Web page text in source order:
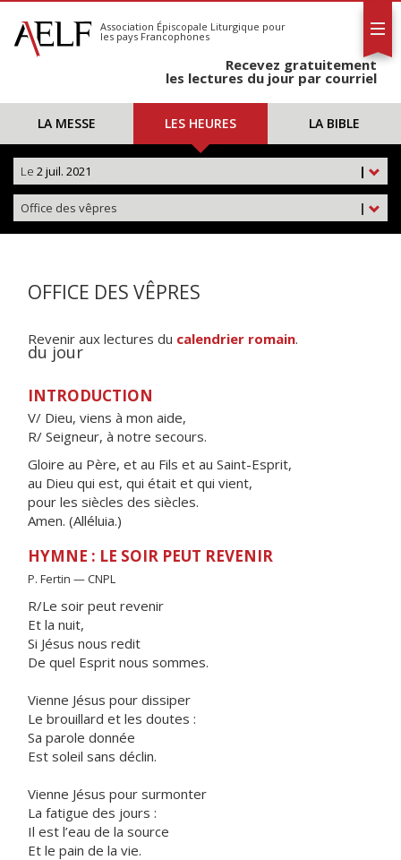
S'abonner
Calendrier
Association Épiscopale Liturgique pour
les pays Francophones
Recevez gratuitement
les lectures du jour par courriel
LA MESSE LES HEURES LA BIBLE
|
Le 2 juil. 2021
|
Office des vêpres
OFFICE DES VÊPRES
Revenir aux lectures du calendrier romain.
du jour
INTRODUCTION
V/ Dieu, viens à mon aide,
R/ Seigneur, à notre secours.
Gloire au Père, et au Fils et au Saint-Esprit,
au Dieu qui est, qui était et qui vient,
pour les siècles des siècles.
Amen. (Alléluia.)
HYMNE : LE SOIR PEUT REVENIR
P. Fertin — CNPL
R/Le soir peut revenir
Et la nuit,
Si Jésus nous redit
De quel Esprit nous sommes.
Vienne Jésus pour dissiper
Le brouillard et les doutes :
Sa parole donnée
Est soleil sans déclin.
Vienne Jésus pour surmonter
La fatigue des jours :
Il est l’eau de la source
Et le pain de la vie.